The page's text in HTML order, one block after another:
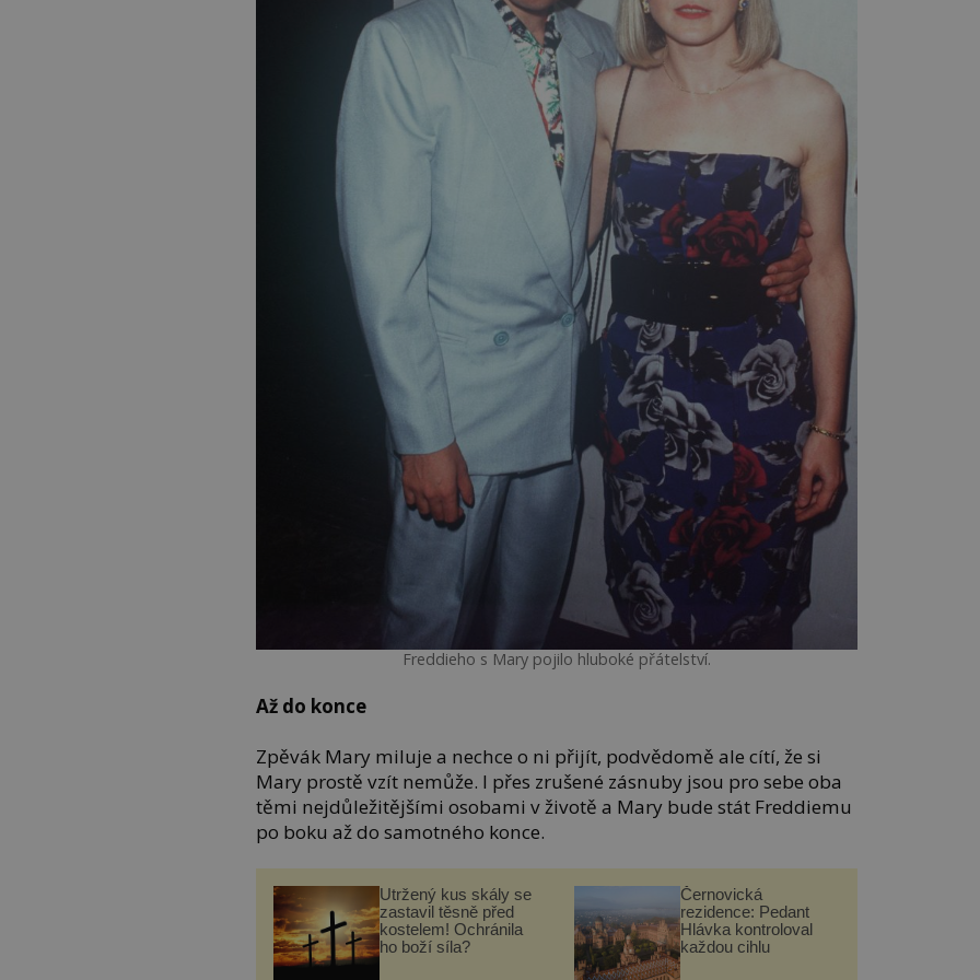
Freddieho s Mary pojilo hluboké přátelství.
Až do konce
Zpěvák Mary miluje a nechce o ni přijít, podvědomě ale cítí, že si
Mary prostě vzít nemůže. I přes zrušené zásnuby jsou pro sebe oba
těmi nejdůležitějšími osobami v životě a Mary bude stát Freddiemu
po boku až do samotného konce.
Utržený kus skály se
zastavil těsně před
kostelem! Ochránila
ho boží síla?
Černovická
rezidence: Pedant
Hlávka kontroloval
každou cihlu